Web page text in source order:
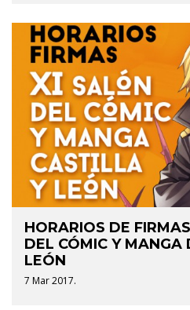
HORARIOS DE
DEL CÓMIC Y MANGA
LEÓN
7 Mar 2017.